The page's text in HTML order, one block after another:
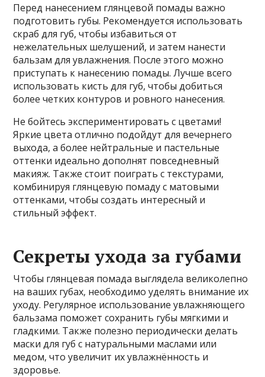
Перед нанесением глянцевой помады важно
подготовить губы. Рекомендуется использовать
скраб для губ, чтобы избавиться от
нежелательных шелушений, и затем нанести
бальзам для увлажнения. После этого можно
приступать к нанесению помады. Лучше всего
использовать кисть для губ, чтобы добиться
более четких контуров и ровного нанесения.
Не бойтесь экспериментировать с цветами!
Яркие цвета отлично подойдут для вечернего
выхода, а более нейтральные и пастельные
оттенки идеально дополнят повседневный
макияж. Также стоит поиграть с текстурами,
комбинируя глянцевую помаду с матовыми
оттенками, чтобы создать интересный и
стильный эффект.
Секреты ухода за губами
Чтобы глянцевая помада выглядела великолепно
на ваших губах, необходимо уделять внимание их
уходу. Регулярное использование увлажняющего
бальзама поможет сохранить губы мягкими и
гладкими. Также полезно периодически делать
маски для губ с натуральными маслами или
медом, что увеличит их увлажнённость и
здоровье.